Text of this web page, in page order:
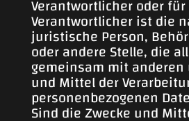
Verantwortlicher oder
Verantwortlicher ist die
juristische Person,
oder andere Stelle, die
gemeinsam mit anderen
und Mittel der
personenbezogenen
Sind die Zwecke und